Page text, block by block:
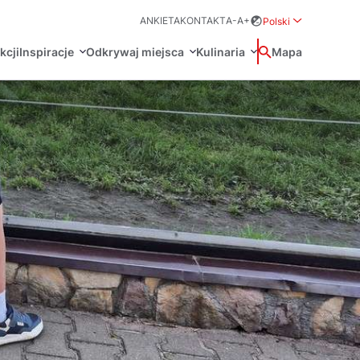
ANKIETAKONTAKTA-A+
Polski
Inspiracje
Certyfikaty POT
Odkrywaj miejsca
Turystyczne
Kulinaria
Restauracje Michelin
Wyszukaj
Mapa
Français
日本語
Svenska